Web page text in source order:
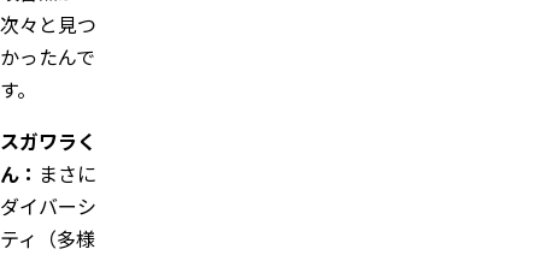
次々と見つ
かったんで
す。
スガワラく
ん： まさに
ダイバーシ
ティ（多様